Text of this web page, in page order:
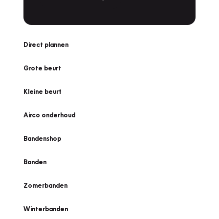
Direct plannen
Grote beurt
Kleine beurt
Airco onderhoud
Bandenshop
Banden
Zomerbanden
Winterbanden